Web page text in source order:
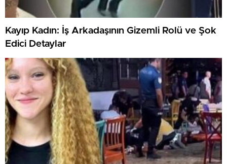
Kayıp Kadın: İş Arkadaşının Gizemli Rolü ve Şok
Edici Detaylar